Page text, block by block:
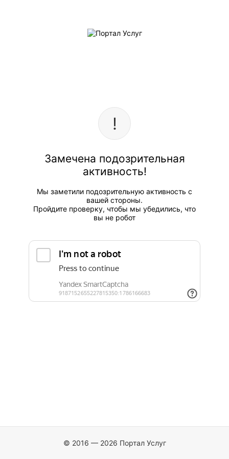
Замечена подозрительная
активность!
Мы заметили подозрительную активность с
вашей стороны.
Пройдите проверку, чтобы мы убедились, что
вы не робот
© 2016 — 2026 Портал Услуг